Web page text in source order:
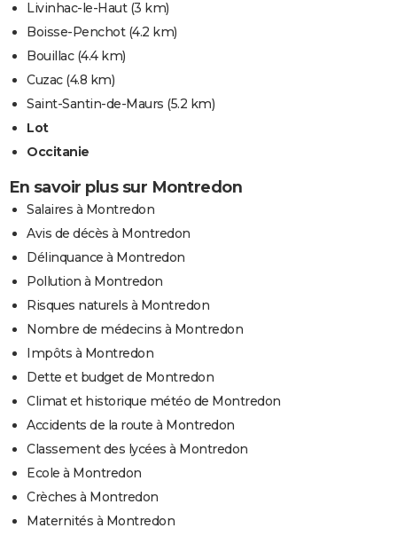
Livinhac-le-Haut(3 km)
Boisse-Penchot(4.2 km)
Bouillac(4.4 km)
Cuzac(4.8 km)
Saint-Santin-de-Maurs (5.2 km)
Lot
Occitanie
En savoir plus sur Montredon
Salaires à Montredon
Avis de décès à Montredon
Délinquance à Montredon
Pollution à Montredon
Risques naturels à Montredon
Nombre de médecins à Montredon
Impôts à Montredon
Dette et budget de Montredon
Climat et historique météo de Montredon
Accidents de la route à Montredon
Classement des lycées à Montredon
Ecole à Montredon
Crèches à Montredon
Maternités à Montredon